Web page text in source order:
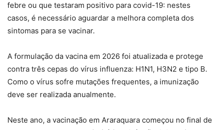
febre ou que testaram positivo para covid-19: nestes
casos, é necessário aguardar a melhora completa dos
sintomas para se vacinar.
A formulação da vacina em 2026 foi atualizada e protege
contra três cepas do vírus influenza: H1N1, H3N2 e tipo B.
Como o vírus sofre mutações frequentes, a imunização
deve ser realizada anualmente.
Neste ano, a vacinação em Araraquara começou no final de